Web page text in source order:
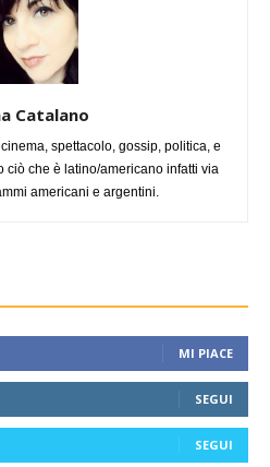
Catalano
spettacolo, gossip, politica, e
ciò che è latino/americano infatti via
americani e argentini.
MI PIACE
SEGUI
SEGUI